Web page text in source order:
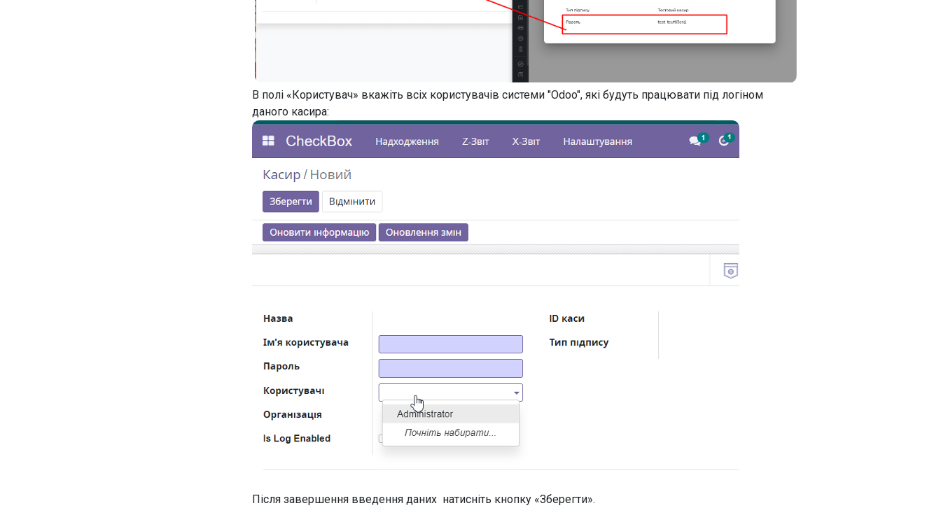
В полі «Користувач» вкажіть всіх користувачів системи "Odoo", які будуть працювати під логіном
даного касира:
Після завершення введення даних натисніть кнопку «Зберегти».